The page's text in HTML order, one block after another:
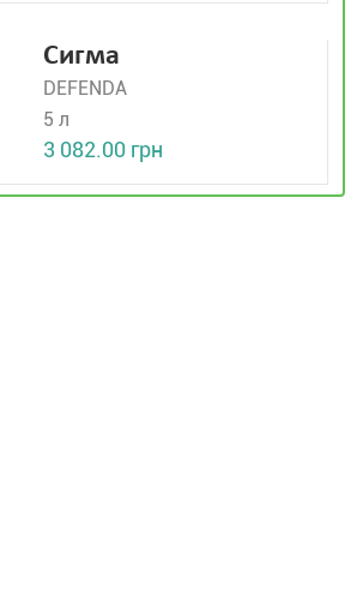
Сигма
DEFENDA
5 л
3 082.00 грн